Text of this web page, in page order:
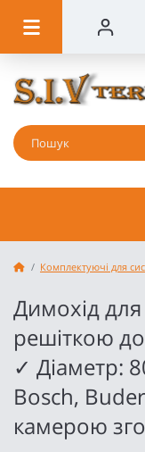
Комплектуючі для
Димохід для
решіткою
✓ Діаметр:
Bosch,
камерою